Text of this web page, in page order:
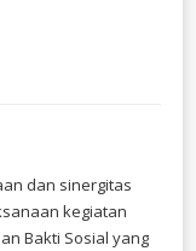
dan sinergitas
kegiatan
Bakti Sosial yang